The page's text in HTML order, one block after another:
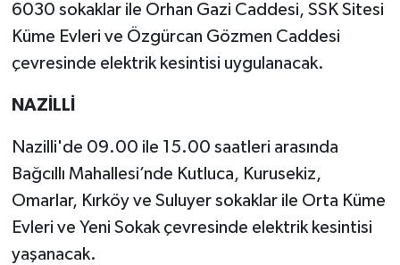
6030 sokaklar ile Orhan Gazi Caddesi, SSK Sitesi
Küme Evleri ve Özgürcan Gözmen Caddesi
çevresinde elektrik kesintisi uygulanacak.
NAZİLLİ
Nazilli'de 09.00 ile 15.00 saatleri arasında
Bağcıllı Mahallesi’nde Kutluca, Kurusekiz,
Omarlar, Kırköy ve Suluyer sokaklar ile Orta Küme
Evleri ve Yeni Sokak çevresinde elektrik kesintisi
yaşanacak.